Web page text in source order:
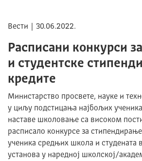
Вести | 30.06.2022.
Расписани конкурси
и студентске
кредите
Министарство просвете, науке и
у циљу подстицања најбољих
наставе школовање са високом
расписало конкурсе за
ученика средњих школа и студената
установа у наредној школској/